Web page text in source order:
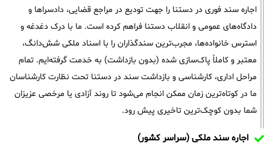
اجاره سند فوری در دستنا را جهت تودیع در مراجع قضایی، دادسراها و
دادگاه‌های عمومی و انقلاب دستنا فراهم کرده است. ما با درک دغدغه و
استرس خانواده‌ها، مجرب‌ترین سندگذاران را با اسناد ملکی شش‌دانگ،
معتبر و کاملاً پاک‌سازی شده (بدون بازداشت) به خدمت گرفته‌ایم. تمام
مراحل اداری، کارشناسی و بازداشت سند در دستنا تحت نظارت کارشناسان
ما در کوتاه‌ترین زمان ممکن انجام می‌شود تا روند آزادی یا مرخصی عزیزان
شما بدون کوچک‌ترین تاخیری پیش رود.
اجاره سند ملکی (سراسر کشور)